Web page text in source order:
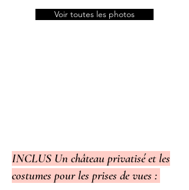
Voir toutes les photos
INCLUS Un château privatisé et les
costumes pour les prises de vues :